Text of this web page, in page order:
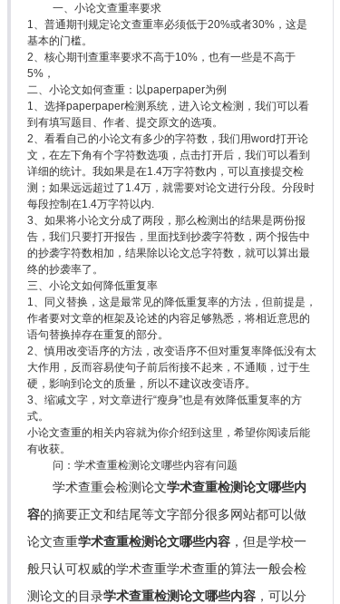
一、小论文查重率要求
1、普通期刊规定论文查重率必须低于20%或者30%，这是
基本的门槛。
2、核心期刊查重率要求不高于10%，也有一些是不高于
5%，
二、小论文如何查重：以paperpaper为例
1、选择paperpaper检测系统，进入论文检测，我们可以看
到有填写题目、作者、提交原文的选项。
2、看看自己的小论文有多少的字符数，我们用word打开论
文，在左下角有个字符数选项，点击打开后，我们可以看到
详细的统计。我如果是在1.4万字符数内，可以直接提交检
测；如果远远超过了1.4万，就需要对论文进行分段。分段时
每段控制在1.4万字符以内.
3、如果将小论文分成了两段，那么检测出的结果是两份报
告，我们只要打开报告，里面找到抄袭字符数，两个报告中
的抄袭字符数相加，结果除以论文总字符数，就可以算出最
终的抄袭率了。
三、小论文如何降低重复率
1、同义替换，这是最常见的降低重复率的方法，但前提是，
作者要对文章的框架及论述的内容足够熟悉，将相近意思的
语句替换掉存在重复的部分。
2、慎用改变语序的方法，改变语序不但对重复率降低没有太
大作用，反而容易使句子前后衔接不起来，不通顺，过于生
硬，影响到论文的质量，所以不建议改变语序。
3、缩减文字，对文章进行“瘦身”也是有效降低重复率的方
式。
小论文查重的相关内容就为你介绍到这里，希望你阅读后能
有收获。
问：学术查重检测论文哪些内容有问题
学术查重会检测论文学术查重检测论文哪些内
容的摘要正文和结尾等文字部分很多网站都可以做
论文查重学术查重检测论文哪些内容，但是学校一
般只认可权威的学术查重学术查重的算法一般会检
测论文的目录学术查重检测论文哪些内容，可以分